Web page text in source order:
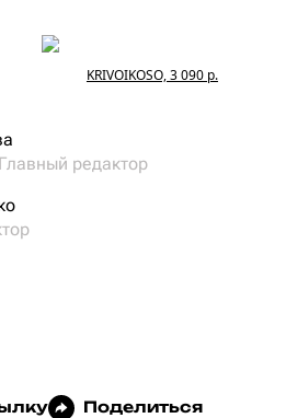
KRIVOIKOSO, 3 090 р.
редактор
Поделиться